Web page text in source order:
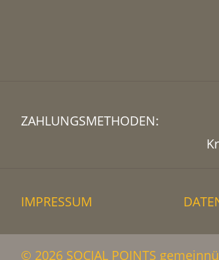
ZAHLUNGSMETHODEN:
IMPRESSUM
© 2026 SOCIAL POINTS